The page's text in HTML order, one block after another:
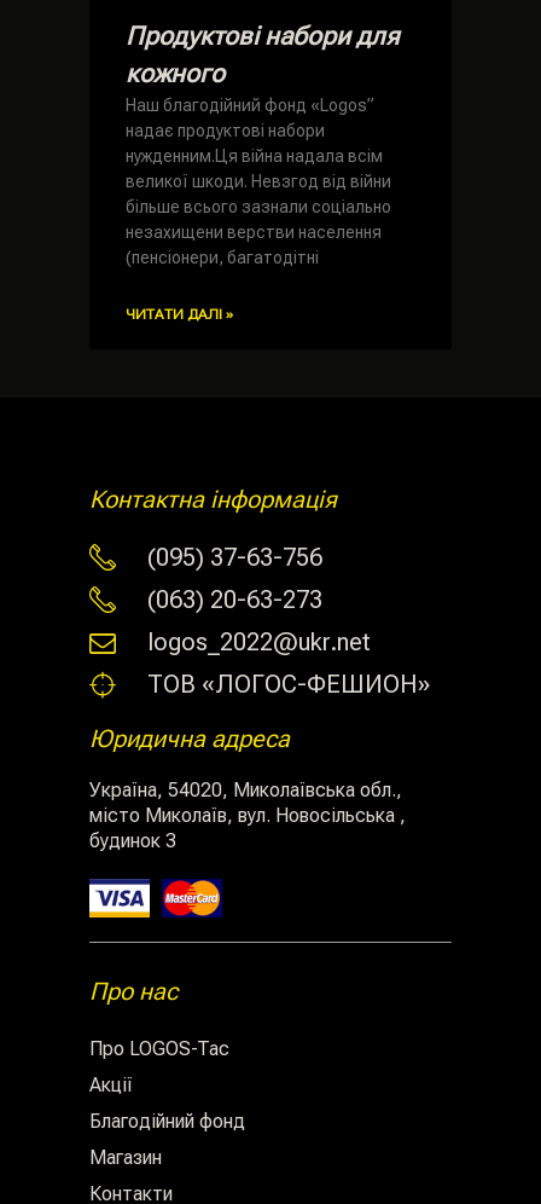
Продуктові набори для
кожного
Наш благодійний фонд «Logos”
надає продуктові набори
нужденним.Ця війна надала всім
великої шкоди. Невзгод від війни
більше всього зазнали соціально
незахищени верстви населення
(пенсіонери, багатодітні
ЧИТАТИ ДАЛІ »
Контактна інформація
(095) 37-63-756
(063) 20-63-273
logos_2022@ukr.net
ТОВ «ЛОГОС-ФЕШИОН»
Юридична адреса
Україна, 54020, Миколаївська обл.,
місто Миколаїв, вул. Новосільська ,
будинок 3
Про нас
Про LOGOS-Tac
Акції
Благодійний фонд
Магазин
Контакти